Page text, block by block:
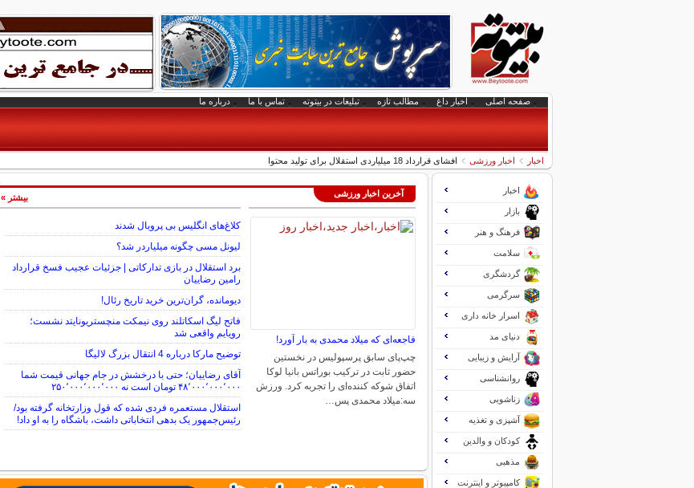
صفحه اصلی اخبار داغ مطالب تازه تبلیغات در بیتوته تماس با ما درباره ما
اخبار اخبار ورزشی افشای قرارداد 18 میلیاردی استقلال برای تولید محتوا
آخرین اخبار ورزشی
فاجعه‌ای که میلاد محمدی به بار آورد!
چپ‌پای سابق پرسپولیس در نخستین
حضور ثابت در ترکیب بوراتس بانیا لوکا
اتفاق شوکه کننده‌ای را تجربه کرد. ورزش
سه:میلاد محمدی پس…
کلاغ‌های انگلیس بی پروبال شدند
لیونل مسی چگونه میلیاردر شد؟
برد استقلال در بازی تدارکاتی | جزئیات عجیب فسخ قرارداد
رامین رضاییان
دیومانده، گران‌ترین خرید تاریخ رئال!
فاتح لیگ اسکاتلند روی نیمکت منچستریونایتد نشست؛
رویایم واقعی شد
توضیح مارکا درباره 4 انتقال بزرگ لالیگا
آقای رضاییان؛ حتی با درخشش در جام جهانی قیمت شما
۴۸٬۰۰۰٬۰۰۰٬۰۰۰ تومان است نه ۲۵۰٬۰۰۰٬۰۰۰٬۰۰۰
استقلال مستعمره فردی شده که قول وزارتخانه گرفته بود/
رئیس‌جمهور یک بدهی انتخاباتی داشت، باشگاه را به او داد!
بیشتر »
اخبار
بازار
فرهنگ و هنر
سلامت
گردشگری
سرگرمی
اسرار خانه داری
دنیای مد
آرایش و زیبایی
روانشناسی
زناشویی
آشپزی و تغذیه
کودکان و والدین
مذهبی
کامپیوتر و اینترنت